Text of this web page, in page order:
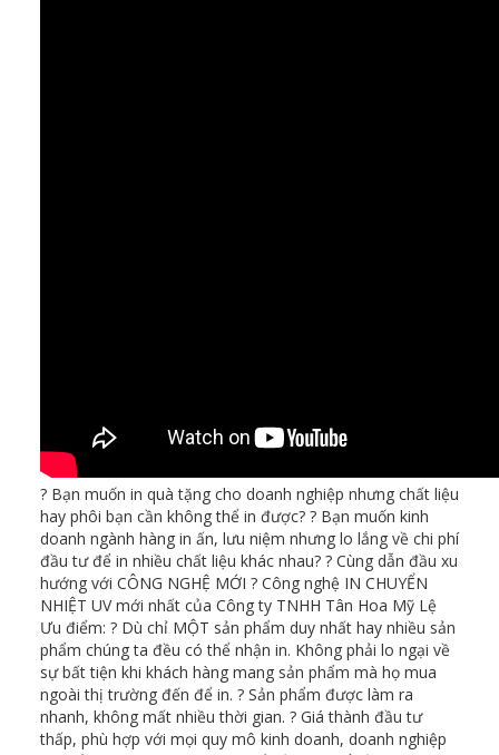
? Bạn muốn in quà tặng cho doanh nghiệp nhưng chất liệu
hay phôi bạn cần không thể in được? ? Bạn muốn kinh
doanh ngành hàng in ấn, lưu niệm nhưng lo lắng về chi phí
đầu tư để in nhiều chất liệu khác nhau? ? Cùng dẫn đầu xu
hướng với CÔNG NGHỆ MỚI ? Công nghệ IN CHUYỂN
NHIỆT UV mới nhất của Công ty TNHH Tân Hoa Mỹ Lệ
Ưu điểm: ? Dù chỉ MỘT sản phẩm duy nhất hay nhiều sản
phẩm chúng ta đều có thể nhận in. Không phải lo ngại về
sự bất tiện khi khách hàng mang sản phẩm mà họ mua
ngoài thị trường đến để in. ? Sản phẩm được làm ra
nhanh, không mất nhiều thời gian. ? Giá thành đầu tư
thấp, phù hợp với mọi quy mô kinh doanh, doanh nghiệp